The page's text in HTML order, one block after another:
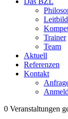
Leitbild
Trainer
Team
Aktuell
Referenzen
Kontakt
0 Veranstaltungen